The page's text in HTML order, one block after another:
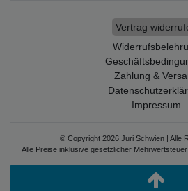
Vertrag
Zahlung &
Impressum
© Copyright 2026 Juri Schwien | Alle
Alle Preise inklusive gesetzlicher